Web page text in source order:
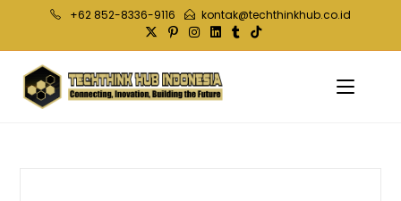
content
+62 852-8336-9116 kontak@techthinkhub.co.id